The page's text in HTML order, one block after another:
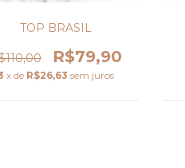
TOP BRASIL
R$79,90
x de R$26,63 sem juros